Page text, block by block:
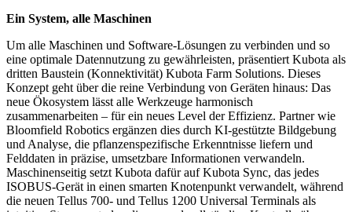
Ein System, alle Maschinen
Um alle Maschinen und Software-Lösungen zu verbinden und so
eine optimale Datennutzung zu gewährleisten, präsentiert Kubota als
dritten Baustein (Konnektivität) Kubota Farm Solutions. Dieses
Konzept geht über die reine Verbindung von Geräten hinaus: Das
neue Ökosystem lässt alle Werkzeuge harmonisch
zusammenarbeiten – für ein neues Level der Effizienz. Partner wie
Bloomfield Robotics ergänzen dies durch KI-gestützte Bildgebung
und Analyse, die pflanzenspezifische Erkenntnisse liefern und
Felddaten in präzise, umsetzbare Informationen verwandeln.
Maschinenseitig setzt Kubota dafür auf Kubota Sync, das jedes
ISOBUS-Gerät in einen smarten Knotenpunkt verwandelt, während
die neuen Tellus 700- und Tellus 1200 Universal Terminals als